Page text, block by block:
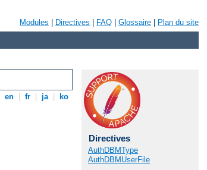
Modules Directives FAQ Glossaire Plan du site
en fr ja ko
Directives
AuthDBMType
AuthDBMUserFile